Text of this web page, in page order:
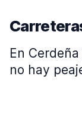
En
no hay